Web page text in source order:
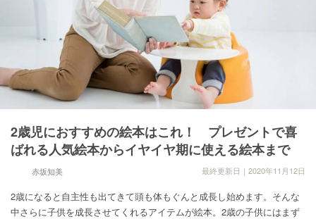
2歳児におすすめの絵本はこれ！ プレゼントで喜
ばれる人気絵本からイヤイヤ期に使える絵本まで
赤坂知美 最終更新日｜2020年11月12日
2歳になると自主性も出てきて頭も体もぐんと成長し始めます。そんな
中さらに子供を成長させてくれるアイテムが絵本。2歳の子供にはまず